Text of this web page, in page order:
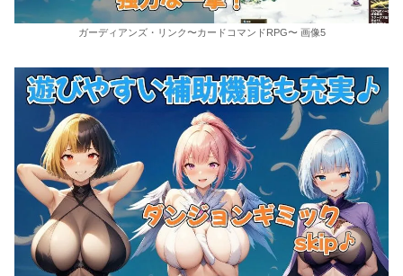
ガーディアンズ・リンク〜カードコマンドRPG〜 画像5